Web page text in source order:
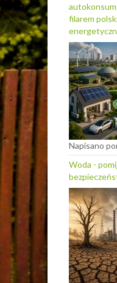
filarem
Napisano
Woda -